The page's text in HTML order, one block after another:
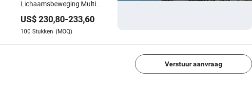
Lichaamsbeweging Multi
Thuis Fitnessapparaat
Machine Multi
Fitnessapparatuur voor Thuis
US$230,80-233,60
100 Stukken (MOQ)
Verstuur aanvraag